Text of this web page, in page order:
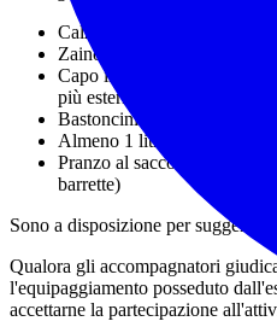
Calzature da trekking
Zaino adatto al trasporto del
Capo impermeabile da
più esterno protettivo
Bastoncini da trekking
Almeno 1 litro e 1/2 d'acqua
Pranzo al sacco e snack
barrette)
Sono a disposizione per
Qualora gli accompagnatori
l'equipaggiamento posseduto
accettarne la partecipazione